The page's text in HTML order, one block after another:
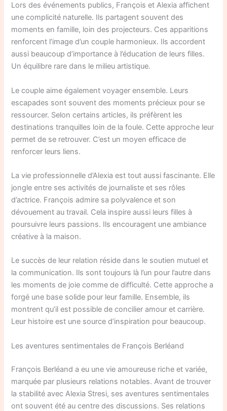
Lors des événements publics, François et Alexia affichent
une complicité naturelle. Ils partagent souvent des
moments en famille, loin des projecteurs. Ces apparitions
renforcent l’image d’un couple harmonieux. Ils accordent
aussi beaucoup d’importance à l’éducation de leurs filles.
Un équilibre rare dans le milieu artistique.
Le couple aime également voyager ensemble. Leurs
escapades sont souvent des moments précieux pour se
ressourcer. Selon certains articles, ils préfèrent les
destinations tranquilles loin de la foule. Cette approche leur
permet de se retrouver. C’est un moyen efficace de
renforcer leurs liens.
La vie professionnelle d’Alexia est tout aussi fascinante. Elle
jongle entre ses activités de journaliste et ses rôles
d’actrice. François admire sa polyvalence et son
dévouement au travail. Cela inspire aussi leurs filles à
poursuivre leurs passions. Ils encouragent une ambiance
créative à la maison.
Le succès de leur relation réside dans le soutien mutuel et
la communication. Ils sont toujours là l’un pour l’autre dans
les moments de joie comme de difficulté. Cette approche a
forgé une base solide pour leur famille. Ensemble, ils
montrent qu’il est possible de concilier amour et carrière.
Leur histoire est une source d’inspiration pour beaucoup.
Les aventures sentimentales de François Berléand
François Berléand a eu une vie amoureuse riche et variée,
marquée par plusieurs relations notables. Avant de trouver
la stabilité avec Alexia Stresi, ses aventures sentimentales
ont souvent été au centre des discussions. Ses relations